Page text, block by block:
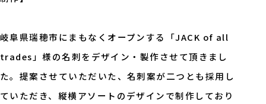
岐阜県瑞穂市にまもなくオープンする「JACK of all
trades」様の名刺をデザイン・製作させて頂きまし
た。提案させていただいた、名刺案が二つとも採用し
ていただき、縦横アソートのデザインで制作しており